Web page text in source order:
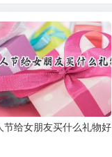
节给女朋友买什么礼物好